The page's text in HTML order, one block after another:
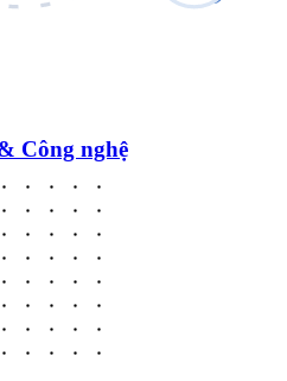
Công nghệ